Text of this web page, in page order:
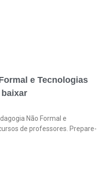
e Tecnologias
Não Formal e
de professores. Prepare-